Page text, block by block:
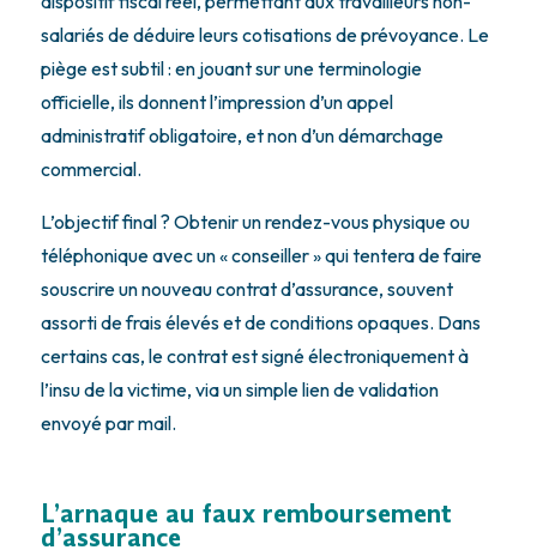
salariés de déduire leurs cotisations de prévoyance. Le
piège est subtil : en jouant sur une terminologie
officielle, ils donnent l’impression d’un appel
administratif obligatoire, et non d’un démarchage
commercial.
L’objectif final ? Obtenir un rendez-vous physique ou
téléphonique avec un « conseiller » qui tentera de faire
souscrire un nouveau contrat d’assurance, souvent
assorti de frais élevés et de conditions opaques. Dans
certains cas, le contrat est signé électroniquement à
l’insu de la victime, via un simple lien de validation
envoyé par mail.
L’arnaque au faux remboursement
d’assurance